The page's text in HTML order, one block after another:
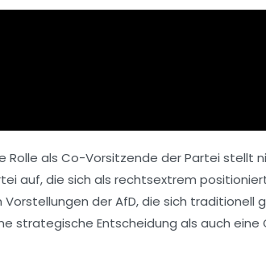
Rolle als Co-Vorsitzende der Partei stellt
auf, die sich als rechtsextrem
der AfD, die sich traditionell
strategische Entscheidung als auch eine